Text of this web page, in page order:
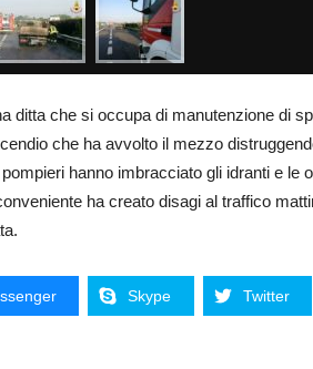
ditta che si occupa di manutenzione di
che ha avvolto il mezzo
hanno imbracciato gli idranti e le
ha creato disagi al traffico
Skype Twitter